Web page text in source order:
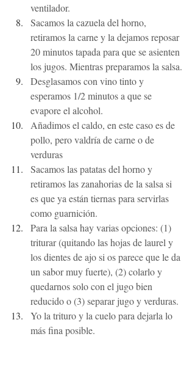
ventilador.
Sacamos la cazuela del horno,
retiramos la carne y la dejamos reposar
20 minutos tapada para que se asienten
los jugos. Mientras preparamos la salsa.
Desglasamos con vino tinto y
esperamos 1/2 minutos a que se
evapore el alcohol.
Añadimos el caldo, en este caso es de
pollo, pero valdría de carne o de
verduras
Sacamos las patatas del horno y
retiramos las zanahorias de la salsa si
es que ya están tiernas para servirlas
como guarnición.
Para la salsa hay varias opciones: (1)
triturar (quitando las hojas de laurel y
los dientes de ajo si os parece que le da
un sabor muy fuerte), (2) colarlo y
quedarnos solo con el jugo bien
reducido o (3) separar jugo y verduras.
Yo la trituro y la cuelo para dejarla lo
más fina posible.